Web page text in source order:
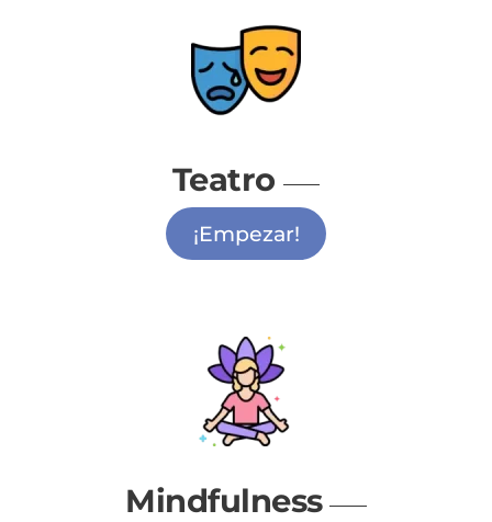
Teatro
¡Empezar!
Mindfulness